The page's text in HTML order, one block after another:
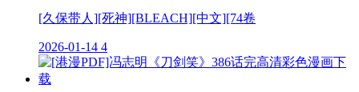
[久保带人][死神][BLEACH][中文][74卷
2026-01-14 4